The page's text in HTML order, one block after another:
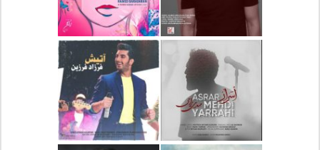
دانلود آهنگ جدید رضا
بهرام بنام نگار
دانلود آهنگ جدید علی
لهراسبی بنام صورت